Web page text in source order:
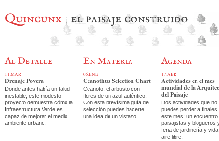
Quincunx | el paisaje construido
Al Detalle
11.MAR
Drenaje Povera
Donde antes había un talud
inestable, este modesto
proyecto demuestra cómo la
Infraestructura Verde es
capaz de mejorar el medio
ambiente urbano.
En Materia
05.ENE
Ceanothus Selection Chart
Ceanoto, el arbusto con
flores de un azul auténtico.
Con esta brevísima guía de
selección puedes hacerte
una idea de un vistazo.
Agenda
17.ABR
Actividades en el mes
mundial de la
del Paisaje
Dos actividades que no
puedes perder a finales
este mes: un encuentro
paisajistas y blogueros
feria de jardinería y vida
aire libre.